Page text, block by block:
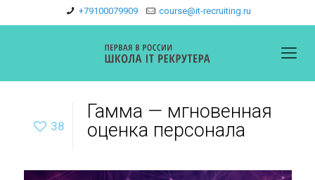
+79100079909 course@it-recruiting.ru
38
Гамма — мгновенная
оценка персонала